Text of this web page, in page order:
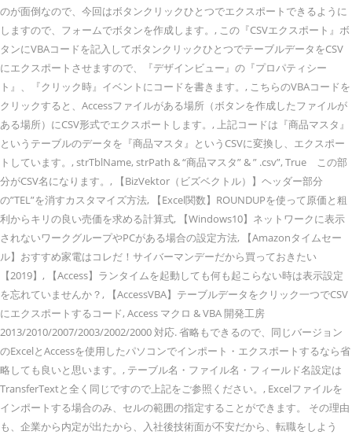
のが面倒なので、今回はボタンクリックひとつでエクスポートできるように
しますので、フォームでボタンを作成します。, この『CSVエクスポート』ボ
タンにVBAコードを記入してボタンクリックひとつでテーブルデータをCSV
にエクスポートさせますので、『デザインビュー』の『プロパティシー
ト』、『クリック時』イベントにコードを書きます。, こちらのVBAコードを
クリックすると、Accessファイルがある場所（ボタンを作成したファイルが
ある場所）にCSV形式でエクスポートします。, 上記コードは『商品マスタ』
というテーブルのデータを『商品マスタ』というCSVに変換し、エクスポー
トしています。, strTblName, strPath & “商品マスタ” & ” .csv”, True この部
分がCSV名になります。, 【BizVektor（ビズベクトル）】ヘッダー部分
の”TEL”を消すカスタマイズ方法, 【Excel関数】ROUNDUPを使って原価と粗
利からキリの良い売価を求める計算式, 【Windows10】ネットワークに表示
されないワークグループやPCがある場合の設定方法, 【Amazonタイムセー
ル】おすすめ家電はコレだ！サイバーマンデーだから買っておきたい
【2019】, 【Access】ランタイムを起動しても何も起こらない時は表示設定
を忘れていませんか？, 【AccessVBA】テーブルデータをクリック一つでCSV
にエクスポートするコード, Access マクロ & VBA 開発工房
2013/2010/2007/2003/2002/2000 対応. 省略もできるので、同じバージョン
のExcelとAccessを使用したパソコンでインポート・エクスポートするなら省
略しても良いと思います。, テーブル名・ファイル名・フィールド名設定は
TransferTextと全く同じですので上記をご参照ください。, Excelファイルを
インポートする場合のみ、セルの範囲の指定することができます。 その理由
も、企業から内定が出たから、入社後技術面が不安だから、転職をしよう